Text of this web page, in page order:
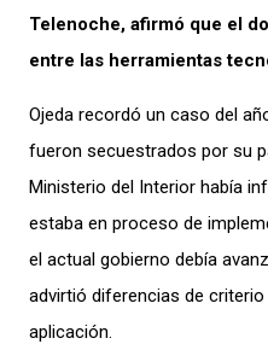
Telenoche, afirmó que el
entre las herramientas
Ojeda recordó un caso del
fueron secuestrados por su
Ministerio del Interior había
estaba en proceso de
el actual gobierno debía
advirtió diferencias de
aplicación.